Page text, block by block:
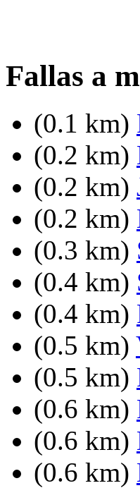
Fallas a
(0.1 km)
(0.2 km)
(0.2 km)
(0.2 km)
(0.3 km)
(0.4 km)
(0.4 km)
(0.5 km)
(0.5 km)
(0.6 km)
(0.6 km)
(0.6 km)